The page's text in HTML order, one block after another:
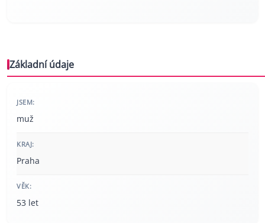
Základní údaje
JSEM:
muž
KRAJ:
Praha
VĚK:
53 let